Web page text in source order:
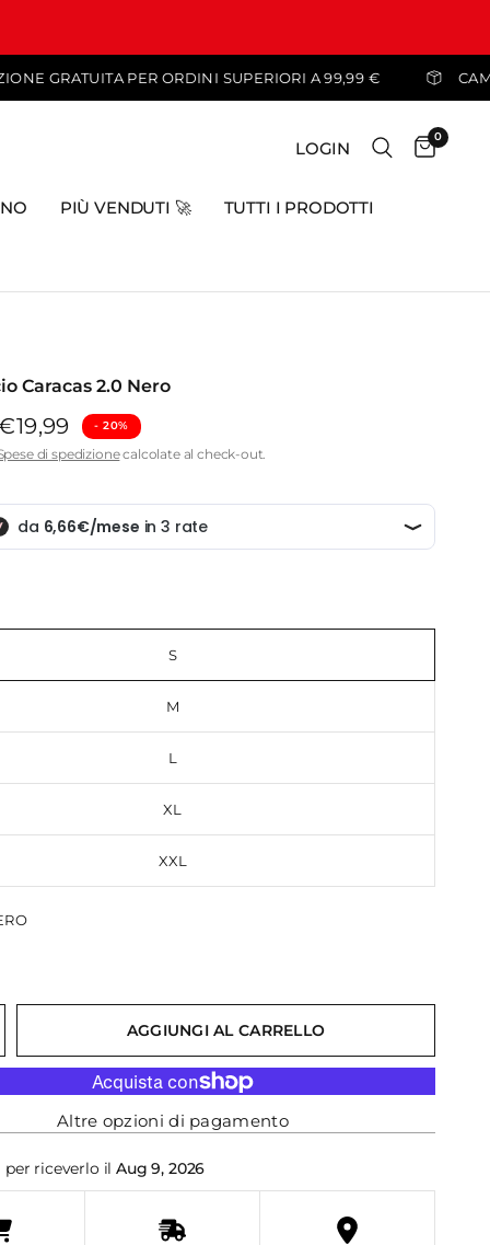
SPEDIZIONE GRATUITA PER ORDINI SUPERIORI A 99,99 €
LOGIN
0
PIÙ VENDUTI 🚀 TUTTI I PRODOTTI
Caracas 2.0 Nero
- ⁠20%
di spedizionecalcolate al check-out.
S
M
L
XL
XXL
AGGIUNGI AL CARRELLO
Altre opzioni di pagamento
per riceverlo ilAug 9, 2026